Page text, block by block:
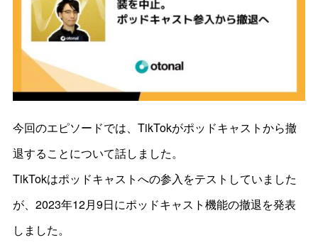
今回のエピソードでは、TikTokがポッドキャストから撤
退することについて話しました。
TikTokはポッドキャストへの参入をテストしていました
が、2023年12月9日にポッドキャスト機能の撤退を発表
しました。